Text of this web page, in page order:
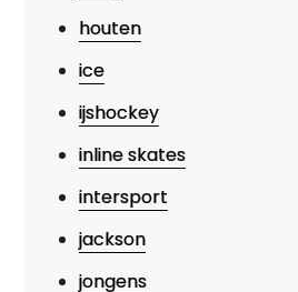
houten
ice
ijshockey
inline skates
intersport
jackson
jongens